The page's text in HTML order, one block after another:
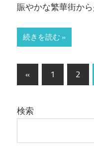
賑やかな繁華街か
続きを読む
投
稿
の
«
の
事
1 2
検索